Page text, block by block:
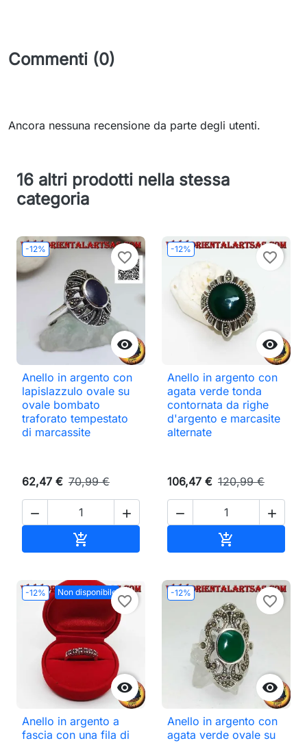
Commenti (0)
Ancora nessuna recensione da parte degli utenti.
16 altri prodotti nella stessa
categoria
-12%

favorite_border
Anello in argento con
lapislazzulo ovale su
ovale bombato
traforato tempestato
di marcassite
62,47 € 70,99 €
 

-12%

favorite_border
Anello in argento con
agata verde tonda
contornata da righe
d'argento e marcasite
alternate
106,47 € 120,99 €
 

-12% Non disponibile

favorite_border
Anello in argento a
fascia con una fila di
-12%

favorite_border
Anello in argento con
agata verde ovale su